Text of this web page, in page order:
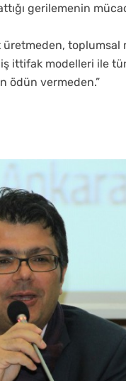
gerilemenin
üretmeden, toplumsal
ittifak modelleri ile
ödün vermeden.”